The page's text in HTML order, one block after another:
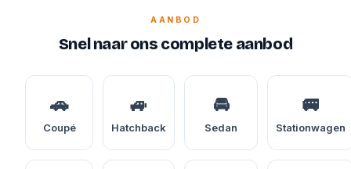
AANBOD
Snel naar ons complete aanbod
🚗
Coupé
🚙
Hatchback
🚘
Sedan
🚐
Stationwagen